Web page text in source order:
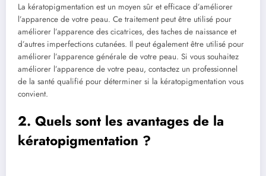
La kératopigmentation est un moyen sûr et efficace d’améliorer
l’apparence de votre peau. Ce traitement peut être utilisé pour
améliorer l’apparence des cicatrices, des taches de naissance et
d’autres imperfections cutanées. Il peut également être utilisé pour
améliorer l’apparence générale de votre peau. Si vous souhaitez
améliorer l’apparence de votre peau, contactez un professionnel
de la santé qualifié pour déterminer si la kératopigmentation vous
convient.
2. Quels sont les avantages de la
kératopigmentation ?